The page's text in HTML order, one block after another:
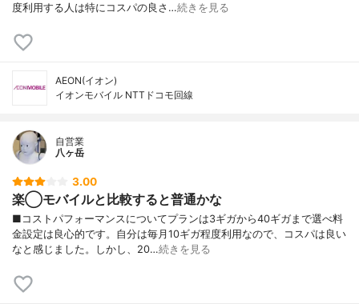
度利用する人は特にコスパの良さ…続きを見る
AEON(イオン)
イオンモバイル NTTドコモ回線
自営業
八ヶ岳
3.00
楽◯モバイルと比較すると普通かな
■コストパフォーマンスについてプランは3ギガから40ギガまで選べ料
金設定は良心的です。自分は毎月10ギガ程度利用なので、コスパは良い
なと感じました。しかし、20…続きを見る